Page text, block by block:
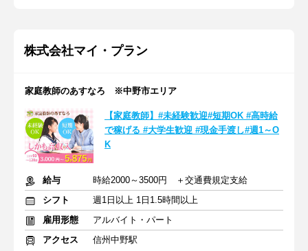
株式会社マイ・プラン
家庭教師のあすなろ ※中野市エリア
【家庭教師】#未経験歓迎#短期OK #高時給
で稼げる #大学生歓迎 #現金手渡し#週1～O
K
給与
時給2000～3500円 ＋交通費規定支給
シフト
週1日以上 1日1.5時間以上
雇用形態
アルバイト・パート
アクセス
信州中野駅